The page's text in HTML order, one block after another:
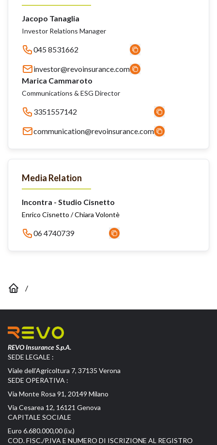
Jacopo Tanaglia
Investor Relations Manager
045 8531662
investor@revoinsurance.com
Marica Cammaroto
Communications & ESG Director
3351557142
communication@revoinsurance.com
Media Relation
Incontra - Studio Cisnetto
Enrico Cisnetto / Chiara Volontè
06 4740739
/
REVO Insurance S.p.A.
SEDE LEGALE :
Viale dell’Agricoltura 7, 37135 Verona
SEDE OPERATIVA :
Via Monte Rosa 91, 20149 Milano
Via Cesarea 12, 16121 Genova
CAPITALE SOCIALE
Euro 6.680.000,00 (i.v.)
COD. FISC./P.IVA E NUMERO DI ISCRIZIONE AL REGISTRO